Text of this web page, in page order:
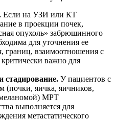
Если на УЗИ или КТ
в проекции почек,
опухоль» забрюшинного
для уточнения ее
границ, взаимоотношения с
важно для
стадирование. У пациентов с
(почки, яичка, яичников,
МРТ
выполняется для
метастатического